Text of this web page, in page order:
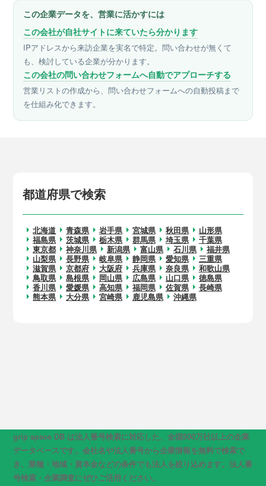
この企業データを、営業に活かすには
この会社が自社サイトに来ていたら分かります
IPアドレスから来訪企業を実名で特定。問い合わせが無くて
も、検討している企業が分かります。
この会社の問い合わせフォームへ自動でアプローチする
営業リストの作成から、問い合わせフォームへの自動投稿まで
を仕組み化できます。
都道府県で検索
北海道 青森県 岩手県 宮城県 秋田県
山形県
福島県
茨城県 栃木県 群馬県 埼玉県
千葉県
東京都
神奈川県 新潟県 富山県 石川県
福井県
山梨県
長野県 岐阜県 静岡県 愛知県
三重県
滋賀県
京都府 大阪府 兵庫県 奈良県
和歌山県
鳥取県
島根県 岡山県 広島県 山口県
徳島県
香川県
愛媛県 高知県 福岡県 佐賀県
長崎県
熊本県
大分県 宮崎県 鹿児島県 沖縄県
grip space DB は法人番号検索に対応した、全国500万社以上の企業
データベースです。会社名や法人番号から企業情報を無料で検索で
き、業種・地域・資本金などの条件でも法人を絞り込めます。法人番
号検索・企業調査にぜひご活用ください。